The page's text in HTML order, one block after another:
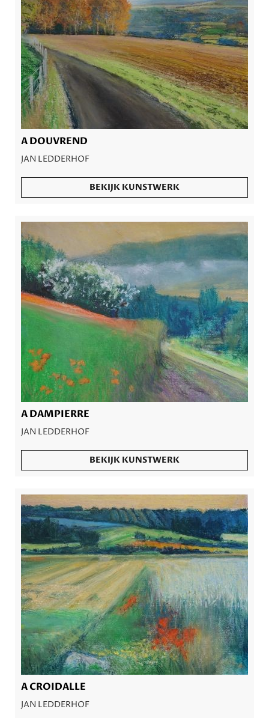
A DOUVREND
JAN LEDDERHOF
BEKIJK KUNSTWERK
A DAMPIERRE
JAN LEDDERHOF
BEKIJK KUNSTWERK
A CROIDALLE
JAN LEDDERHOF